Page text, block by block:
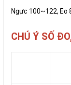
Ngực 100~122, Eo
CHÚ Ý SỐ